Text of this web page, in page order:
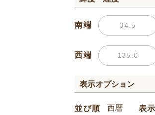
南端
西端
表示オプション
並び順 表